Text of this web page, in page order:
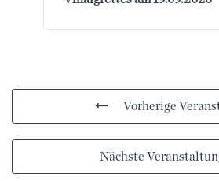
Vorherige
Nächste